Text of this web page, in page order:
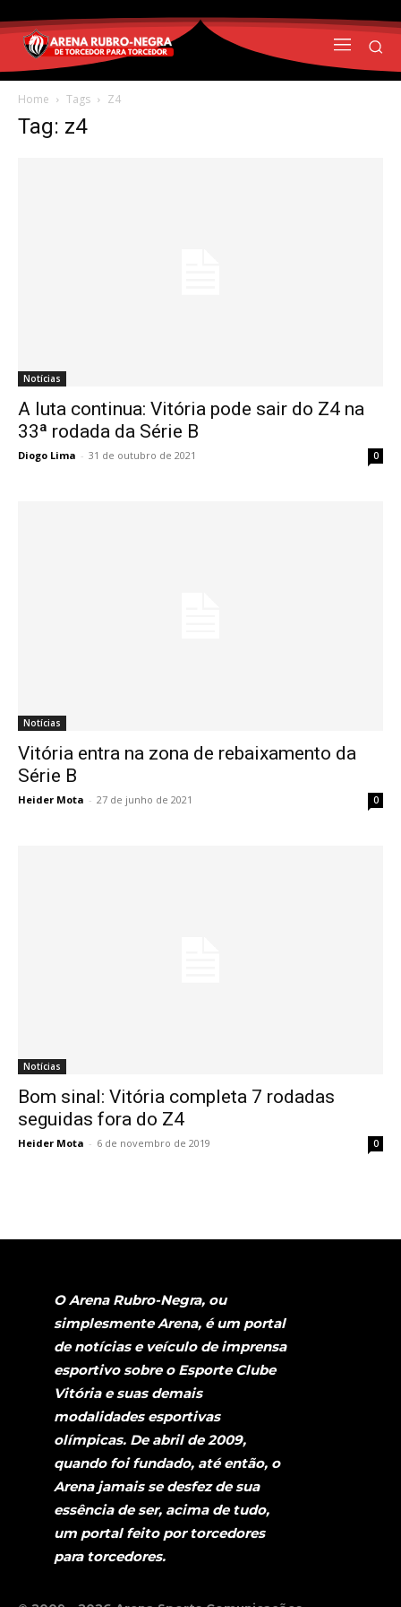
Home Tags Z4
Tag: z4
Notícias
A luta continua: Vitória pode sair do Z4 na
33ª rodada da Série B
Diogo Lima - 31 de outubro de 2021 0
Notícias
Vitória entra na zona de rebaixamento da
Série B
Heider Mota - 27 de junho de 2021 0
Notícias
Bom sinal: Vitória completa 7 rodadas
seguidas fora do Z4
Heider Mota - 6 de novembro de 2019 0
O Arena Rubro-Negra, ou
simplesmente Arena, é um portal
de notícias e veículo de imprensa
esportivo sobre o Esporte Clube
Vitória e suas demais
modalidades esportivas
olímpicas. De abril de 2009,
quando foi fundado, até então, o
Arena jamais se desfez de sua
essência de ser, acima de tudo,
um portal feito por torcedores
para torcedores.